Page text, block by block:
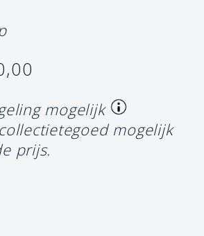
mogelijk
mogelijk
prijs.